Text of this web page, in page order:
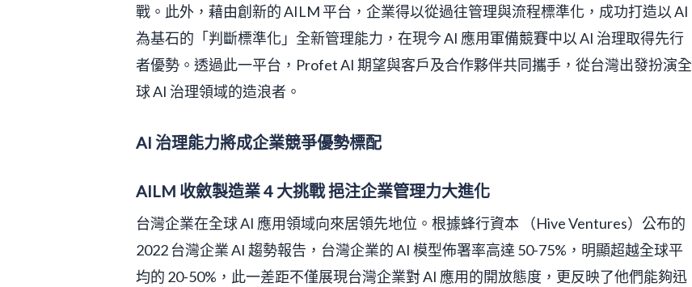
戰。此外，藉由創新的 AILM 平台，企業得以從過往管理與流程標準化，成功打造以 AI
為基石的「判斷標準化」全新管理能力，在現今 AI 應用軍備競賽中以 AI 治理取得先行
者優勢。透過此一平台，Profet AI 期望與客戶及合作夥伴共同攜手，從台灣出發扮演全
球 AI 治理領域的造浪者。
AI 治理能力將成企業競爭優勢標配
AILM 收斂製造業 4 大挑戰 挹注企業管理力大進化
台灣企業在全球 AI 應用領域向來居領先地位。根據蜂行資本 （Hive Ventures）公布的
2022 台灣企業 AI 趨勢報告，台灣企業的 AI 模型佈署率高達 50-75%，明顯超越全球平
均的 20-50%，此一差距不僅展現台灣企業對 AI 應用的開放態度，更反映了他們能夠迅